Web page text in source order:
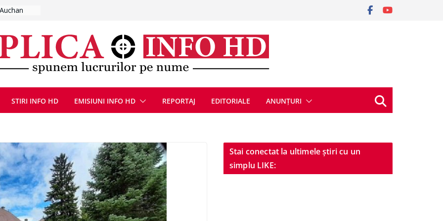
fum
8 august
la Uricani.
din
cu
STIRI INFO HD EMISIUNI INFO HD REPORTAJ EDITORIALE ANUNȚURI
Stai conectat la ultimele știri cu un
simplu LIKE: